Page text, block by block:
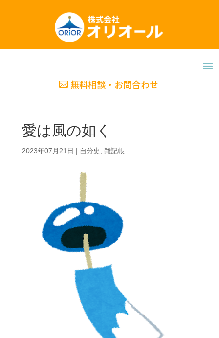
無料相談・お問合わせ
愛は風の如く
2023年07月21日 | 自分史 雑記帳